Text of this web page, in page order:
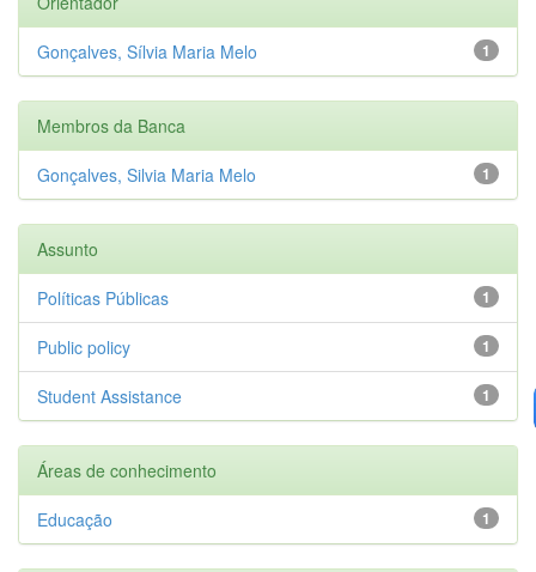
1
Gonçalves, Sílvia Maria Melo
Membros da Banca
1
Gonçalves, Silvia Maria Melo
Assunto
1
Políticas Públicas
1
Public policy
1
Student Assistance
Áreas de conhecimento
1
Educação